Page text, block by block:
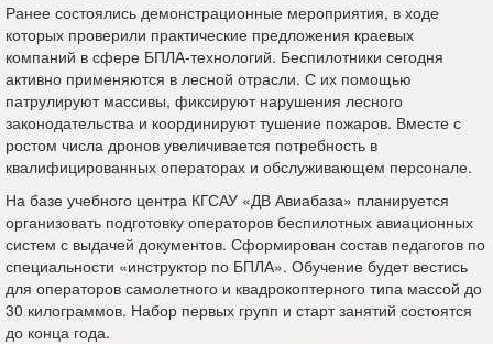
Ранее состоялись демонстрационные мероприятия, в ходе
которых проверили практические предложения краевых
компаний в сфере БПЛА-технологий. Беспилотники сегодня
активно применяются в лесной отрасли. С их помощью
патрулируют массивы, фиксируют нарушения лесного
законодательства и координируют тушение пожаров. Вместе с
ростом числа дронов увеличивается потребность в
квалифицированных операторах и обслуживающем персонале.
На базе учебного центра КГСАУ «ДВ Авиабаза» планируется
организовать подготовку операторов беспилотных авиационных
систем с выдачей документов. Сформирован состав педагогов по
специальности «инструктор по БПЛА». Обучение будет вестись
для операторов самолетного и квадрокоптерного типа массой до
30 килограммов. Набор первых групп и старт занятий состоятся
до конца года.